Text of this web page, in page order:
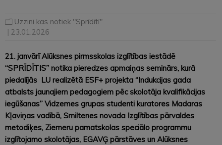
Uzzini kas notiek "Sprīdītī"
| 23.01.2026
21. janvārī Alūksnes pirmsskolas izglītības iestādē
“SPRĪDĪTIS” notika pieredzes apmaiņas seminārs, kurā
piedalījās LU realizētā ESF+ projekta “Indukcijas gada
atbalsts jaunajiem pedagogiem pēc skolotāja kvalifikācijas
iegūšanas” Vidzemes grupas studenti kuratores Madaras
Kļaviņas vadībā, Smiltenes novada Izglītības pārvaldes
metodiķes, Ziemeru pamatskolas speciālo programmu
izglītojamo skolotājas, EGAVĢ pārstāves un Alūksnes